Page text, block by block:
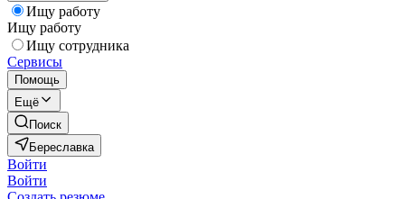
Ищу работу
Ищу работу
Ищу сотрудника
Сервисы
Помощь
Ещё
Поиск
Береславка
Войти
Войти